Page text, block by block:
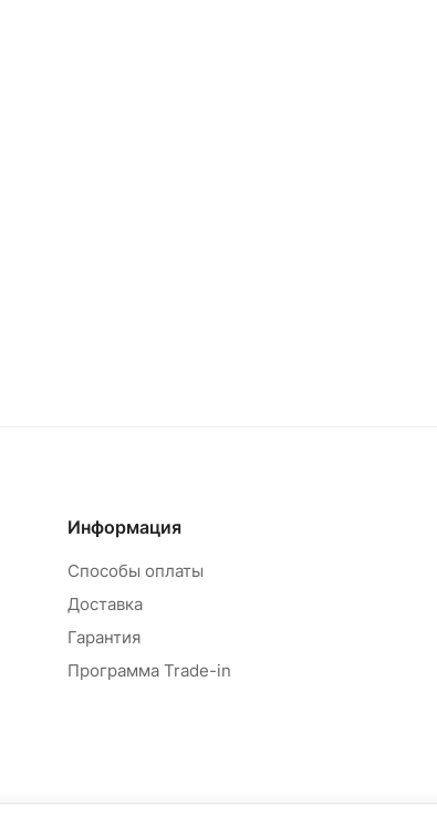
Информация
Способы оплаты
Доставка
Гарантия
Программа Trade-in